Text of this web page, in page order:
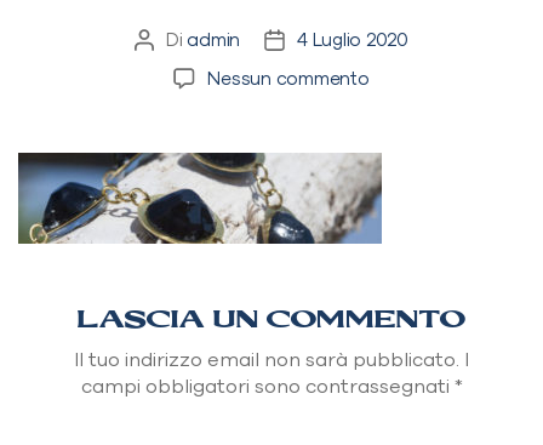
Autore
articolo
Di admin
Data
dell'articolo
4 Luglio 2020
Nessun commentosu
LASCIA UN COMMENTO
Il tuo indirizzo email non sarà pubblicato. I
campi obbligatori sono contrassegnati *